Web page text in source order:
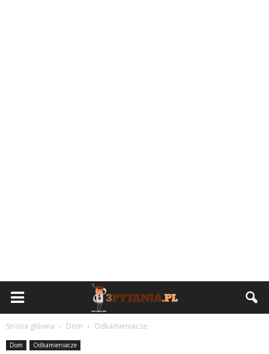
Strona główna Dom Odkamieniacze
Dom Odkamieniacze